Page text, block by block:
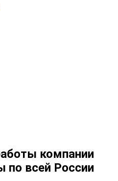
компании
всей России